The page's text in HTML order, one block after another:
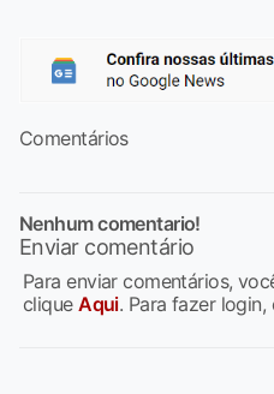
Comentários
Nenhum comentario!
Enviar comentário
Para enviar comentários,
cliqueAqui. Para fazer login,